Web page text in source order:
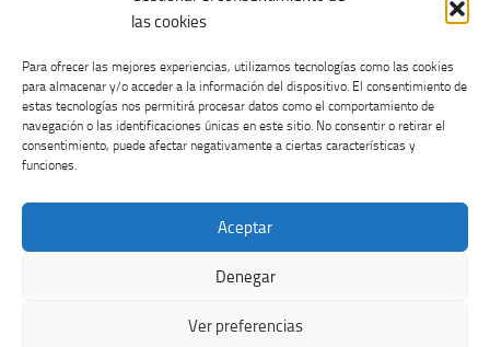
las cookies
Para ofrecer las mejores experiencias, utilizamos tecnologías como las cookies
para almacenar y/o acceder a la información del dispositivo. El consentimiento de
estas tecnologías nos permitirá procesar datos como el comportamiento de
navegación o las identificaciones únicas en este sitio. No consentir o retirar el
consentimiento, puede afectar negativamente a ciertas características y
funciones.
Aceptar
Denegar
Ver preferencias
WordPress.org
- Diseñado con el